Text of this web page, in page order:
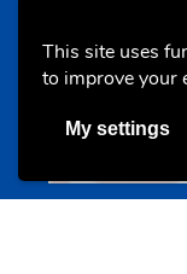
This site uses
to improve your
My settings
Un projet de